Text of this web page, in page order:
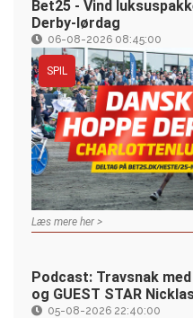
Bet25 - Vind
Derby-lørdag
06-08-2026 08:45:00
SPIL
Læs mere her >
Podcast: Travsnak
og GUEST STAR
05-08-2026 22:40:00